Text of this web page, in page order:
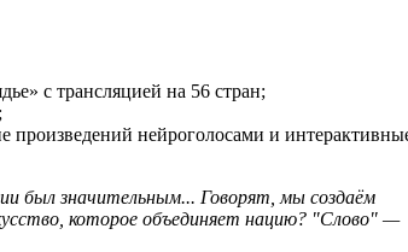
с трансляцией на 56 стран;
нейроголосами и
был значительным... Говорят, мы создаём
которое объединяет нацию? "Слово" —